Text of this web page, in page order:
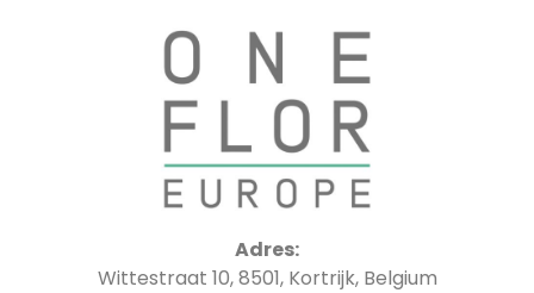
Adres:
Wittestraat 10, 8501, Kortrijk, Belgium